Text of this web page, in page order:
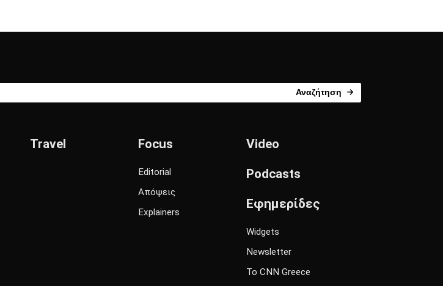
Αναζήτηση
Travel Focus
Editorial
Απόψεις
Explainers
Video
Podcasts
Εφημερίδες
Widgets
Newsletter
Το CNN Greece